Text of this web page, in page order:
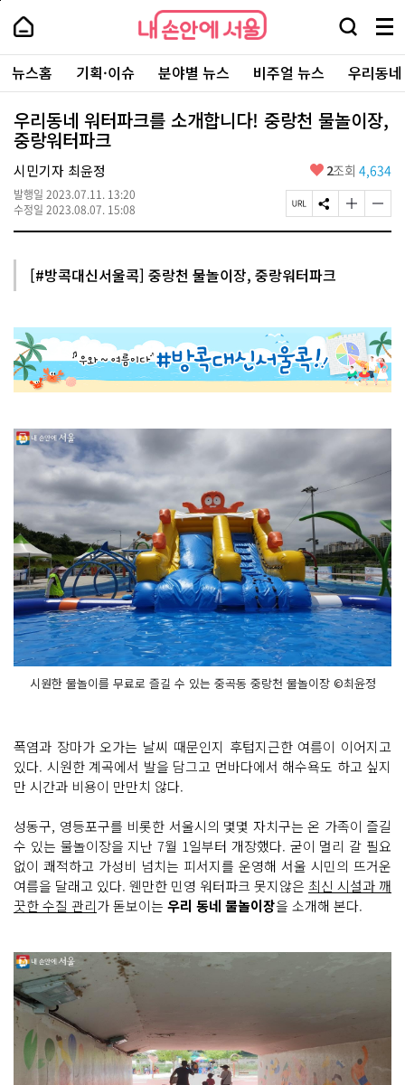
본
로
가
내
손
안
에
서
울
-
서
울
시
대
표
소
통
포
내
손
에
울
검
창
열
기
메
뉴
전
체
보
주
요
서
뉴스홈 기획·이슈 분야별 뉴스 비주얼 뉴스 우리동
우리동네 워터파크를 소개합니다! 중랑천 물놀이장,
중랑워터파크
시민기자 최윤정
발행일 2023.07.11. 13:20
수정일 2023.08.07. 15:08
좋
요
2조회 4,634
페
이
R
L
S
N
유
하
글
자
하
기
글
자
하
기
[#방콕대신서울콕] 중랑천 물놀이장, 중랑워터파크
시원한 물놀이를 무료로 즐길 수 있는 중곡동 중랑천 물놀이장 ©최윤정
폭염과 장마가 오가는 날씨 때문인지 후텁지근한 여름이 이어지고
있다. 시원한 계곡에서 발을 담그고 먼바다에서 해수욕도 하고 싶지
만 시간과 비용이 만만치 않다.
성동구, 영등포구를 비롯한 서울시의 몇몇 자치구는 온 가족이 즐길
수 있는 물놀이장을 지난 7월 1일부터 개장했다. 굳이 멀리 갈 필요
없이 쾌적하고 가성비 넘치는 피서지를 운영해 서울 시민의 뜨거운
여름을 달래고 있다. 웬만한 민영 워터파크 못지않은 최신 시설과 깨
끗한 수질 관리가 돋보이는 우리 동네 물놀이장을 소개해 본다.
페
상
단
로